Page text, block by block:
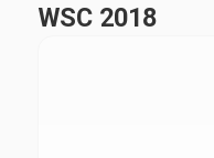
WSC 2018